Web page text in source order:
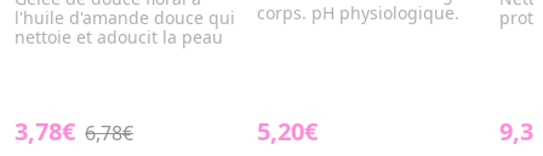
l'huile d'amande douce qui
nettoie et adoucit la peau
3,78€ 6,78€
corps. pH physiologique.
5,20€